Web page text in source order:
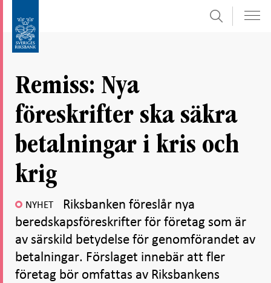
direkt
undersidor
Sök
Remiss: Nya
föreskrifter ska säkra
betalningar i kris och
krig
NYHET
Riksbanken föreslår nya
beredskapsföreskrifter för företag som är
av särskild betydelse för genomförandet av
betalningar. Förslaget innebär att fler
företag bör omfattas av Riksbankens